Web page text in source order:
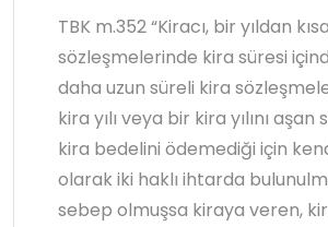
TBK m.352 “Kiracı, bir yıldan
sözleşmelerinde kira süresi
daha uzun süreli kira
kira yılı veya bir kira yılını aşan
kira bedelini ödemediği için
olarak iki haklı ihtarda
sebep olmuşsa kiraya veren,